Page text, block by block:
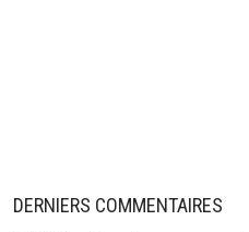
DERNIERS COMMENTAIRES